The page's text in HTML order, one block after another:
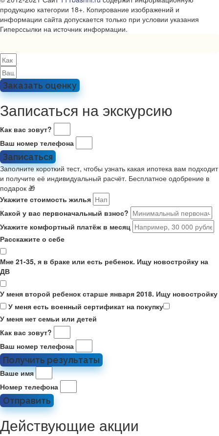
продукцию категории 18+. Копирование изображений и
информации сайта допускается только при условии указания
Гиперссылки на источник информации.
Заказать оценку
Записаться на экскурсию
Как вас зовут?
Ваш номер телефона
Записаться
Заполните короткий тест, чтобы узнать какая ипотека вам подходит
и получите её индивидуальный расчёт. Бесплатное одобрение в
подарок 🎁
Укажите стоимость жилья
Какой у вас первоначальный взнос?
Укажите комфортный платёж в месяц
Расскажите о себе
Мне 21-35, я в браке или есть ребенок. Ищу новостройку на
ДВ
У меня второй ребенок старше января 2018. Ищу новостройку
У меня есть военный сертификат на покупку
У меня нет семьи или детей
Как вас зовут?
Ваш номер телефона
Получить результаты
Ваше имя
Номер телефона
Отправить
Действующие акции